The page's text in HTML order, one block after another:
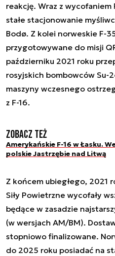
reakcję. Wraz z wycofaniem
stałe stacjonowanie
Bodø. Z kolei norweskie F-
przygotowywane do misji
październiku 2021 roku
rosyjskich bombowców Su-
maszyny wczesnego
z F-16.
Zobacz też
Amerykańskie F-16 w Łasku.
polskie Jastrzębie nad Litwą
Z końcem ubiegłego, 2021
Siły Powietrzne wycofały
będące w zasadzie
(w wersjach AM/BM).
stopniowo finalizowane.
do 2025 roku posiadać na